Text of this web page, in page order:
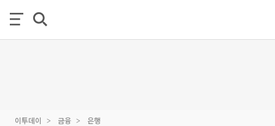
이투데이 금융 은행